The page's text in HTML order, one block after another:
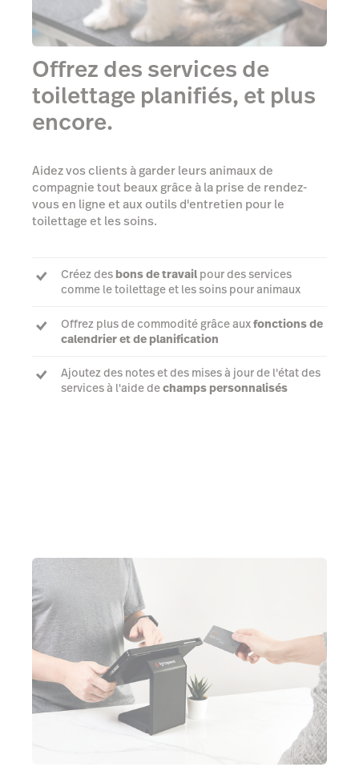
Offrez des services de
toilettage planifiés, et plus
encore.
Aidez vos clients à garder leurs animaux de
compagnie tout beaux grâce à la prise de rendez-
vous en ligne et aux outils d'entretien pour le
toilettage et les soins.
Créez des bons de travail pour des services
comme le toilettage et les soins pour animaux
Offrez plus de commodité grâce auxfonctions de
calendrier et de planification
Ajoutez des notes et des mises à jour de l'état des
services à l'aide dechamps personnalisés